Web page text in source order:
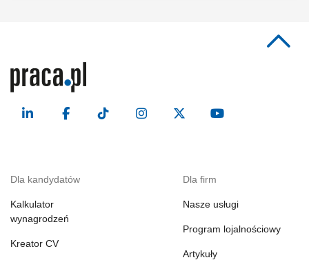
Dla kandydatów
Kalkulator
wynagrodzeń
Kreator CV
Dla firm
Nasze usługi
Program lojalnościowy
Artykuły